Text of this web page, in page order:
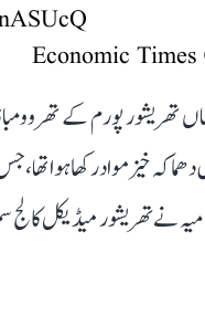
تھریشور پورم کے
خیز مواد رکھا ہوا
نے تھریشور میڈیکل